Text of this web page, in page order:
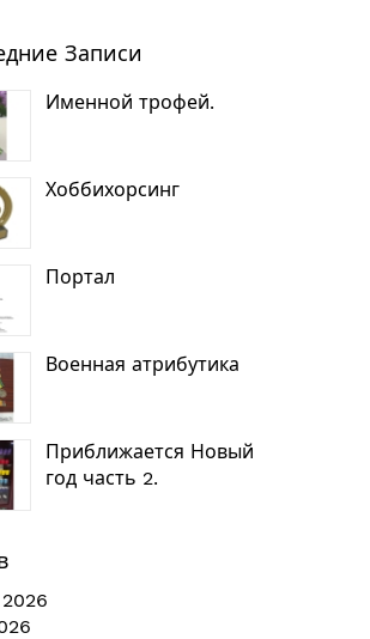
Записи
Именной трофей.
Хоббихорсинг
Портал
Военная атрибутика
Приближается Новый
год часть 2.